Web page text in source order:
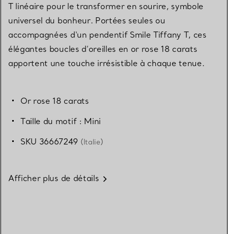
T linéaire pour le transformer en sourire, symbole
universel du bonheur. Portées seules ou
accompagnées d‘un pendentif Smile Tiffany T, ces
élégantes boucles d’oreilles en or rose 18 carats
apportent une touche irrésistible à chaque tenue.
Or rose 18 carats
Taille du motif : Mini
SKU 36667249 (Italie)
Afficher plus de détails